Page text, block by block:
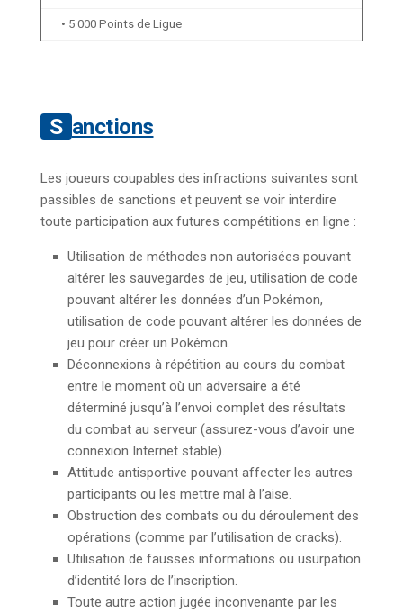
• 5 000 Points de Ligue
Sanctions
Les joueurs coupables des infractions suivantes sont
passibles de sanctions et peuvent se voir interdire
toute participation aux futures compétitions en ligne :
Utilisation de méthodes non autorisées pouvant
altérer les sauvegardes de jeu, utilisation de code
pouvant altérer les données d’un Pokémon,
utilisation de code pouvant altérer les données de
jeu pour créer un Pokémon.
Déconnexions à répétition au cours du combat
entre le moment où un adversaire a été
déterminé jusqu’à l’envoi complet des résultats
du combat au serveur (assurez-vous d’avoir une
connexion Internet stable).
Attitude antisportive pouvant affecter les autres
participants ou les mettre mal à l’aise.
Obstruction des combats ou du déroulement des
opérations (comme par l’utilisation de cracks).
Utilisation de fausses informations ou usurpation
d’identité lors de l’inscription.
Toute autre action jugée inconvenante par les